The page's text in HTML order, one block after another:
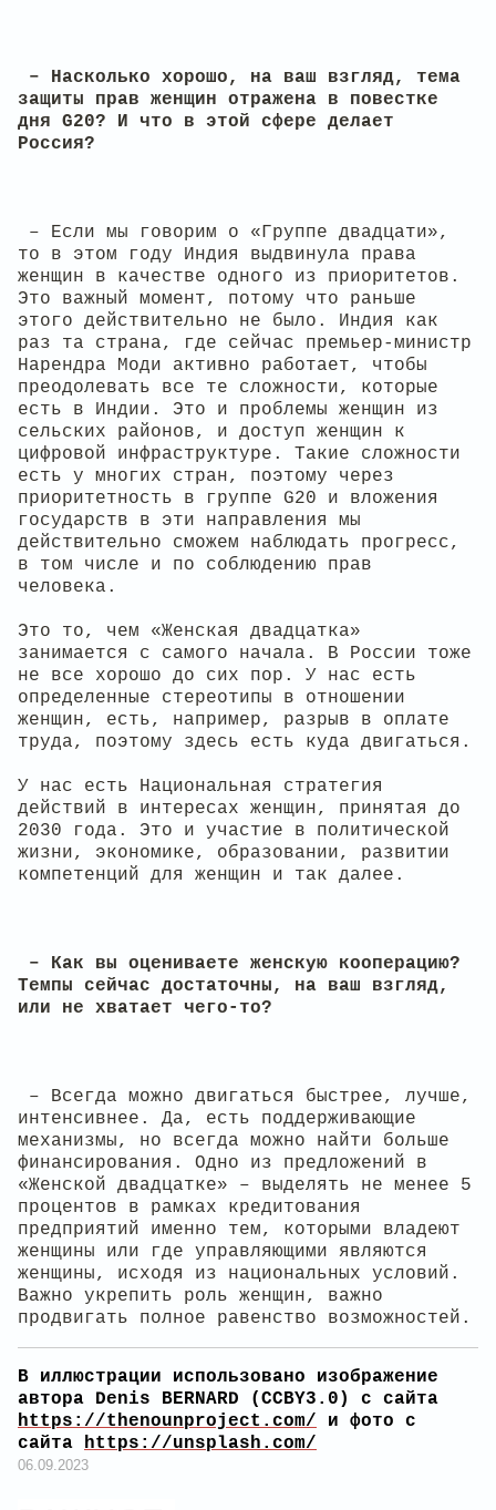
– Насколько хорошо, на ваш взгляд, тема
защиты прав женщин отражена в повестке
дня G20? И что в этой сфере делает
Россия?
– Если мы говорим о «Группе двадцати»,
то в этом году Индия выдвинула права
женщин в качестве одного из приоритетов.
Это важный момент, потому что раньше
этого действительно не было. Индия как
раз та страна, где сейчас премьер-министр
Нарендра Моди активно работает, чтобы
преодолевать все те сложности, которые
есть в Индии. Это и проблемы женщин из
сельских районов, и доступ женщин к
цифровой инфраструктуре. Такие сложности
есть у многих стран, поэтому через
приоритетность в группе G20 и вложения
государств в эти направления мы
действительно сможем наблюдать прогресс,
в том числе и по соблюдению прав
человека.
Это то, чем «Женская двадцатка»
занимается с самого начала. В России тоже
не все хорошо до сих пор. У нас есть
определенные стереотипы в отношении
женщин, есть, например, разрыв в оплате
труда, поэтому здесь есть куда двигаться.
У нас есть Национальная стратегия
действий в интересах женщин, принятая до
2030 года. Это и участие в политической
жизни, экономике, образовании, развитии
компетенций для женщин и так далее.
– Как вы оцениваете женскую кооперацию?
Темпы сейчас достаточны, на ваш взгляд,
или не хватает чего-то?
– Всегда можно двигаться быстрее, лучше,
интенсивнее. Да, есть поддерживающие
механизмы, но всегда можно найти больше
финансирования. Одно из предложений в
«Женской двадцатке» – выделять не менее 5
процентов в рамках кредитования
предприятий именно тем, которыми владеют
женщины или где управляющими являются
женщины, исходя из национальных условий.
Важно укрепить роль женщин, важно
продвигать полное равенство возможностей.
В иллюстрации использовано изображение
автора Denis BERNARD (CCBY3.0) с сайта
https://thenounproject.com/ и фото с
сайта https://unsplash.com/
06.09.2023